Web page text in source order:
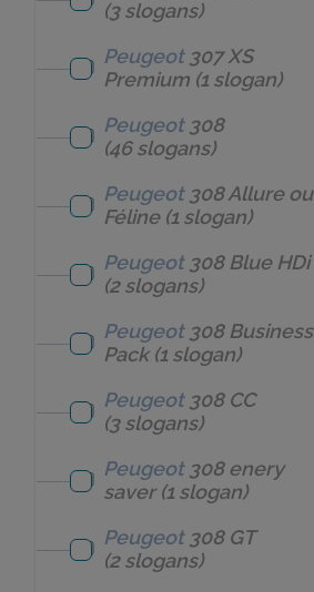
(3 slogans)
Peugeot 307 XS
Premium (1 slogan)
Peugeot 308
(46 slogans)
Peugeot 308 Allure ou
Féline(1 slogan)
Peugeot 308 Blue HDi
(2 slogans)
Peugeot 308 Business
Pack(1 slogan)
Peugeot 308 CC
(3 slogans)
Peugeot 308 enery
saver(1 slogan)
Peugeot 308 GT
(2 slogans)